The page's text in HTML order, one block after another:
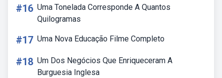
#16 Uma Tonelada Corresponde A Quantos
Quilogramas
#17 Uma Nova Educação Filme Completo
#18 Um Dos Negócios Que Enriqueceram A
Burguesia Inglesa